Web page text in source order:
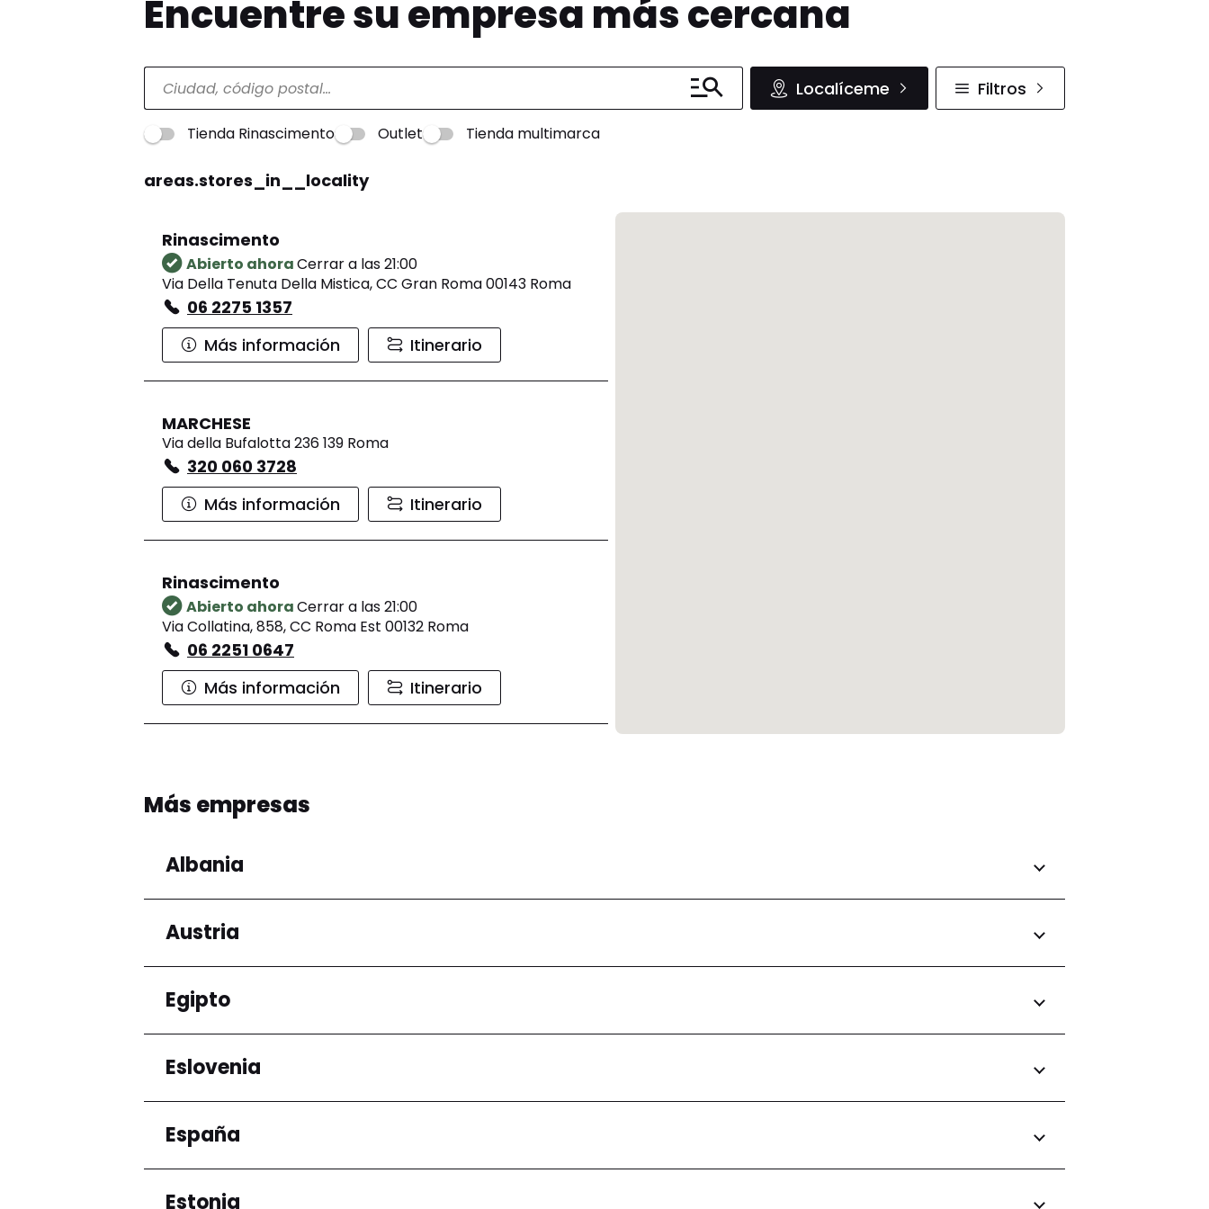
Encuentre su empresa más cercana
Localíceme Filtros
Tienda Rinascimento Outlet Tienda multimarca
areas.stores_in__locality
Rinascimento
Abierto ahoraCerrar a las 21:00
Via Della Tenuta Della Mistica, CC Gran Roma 00143 Roma
06 2275 1357
Más información
Itinerario
MARCHESE
Via della Bufalotta 236 139 Roma
320 060 3728
Más información
Itinerario
Rinascimento
Abierto ahoraCerrar a las 21:00
Via Collatina, 858, CC Roma Est 00132 Roma
06 2251 0647
Más información
Itinerario
Via Laurentina, 865, CC Maximo 00143 Roma
Más información
Más empresas
Albania
Regiones
Condado de Tirana
Austria
Regiones
Niederösterreich
Salzburg Wien
Egipto
Regiones
Gobernación de El Cairo
Eslovenia
Regiones
Ljubljana
España
Regiones
Estonia